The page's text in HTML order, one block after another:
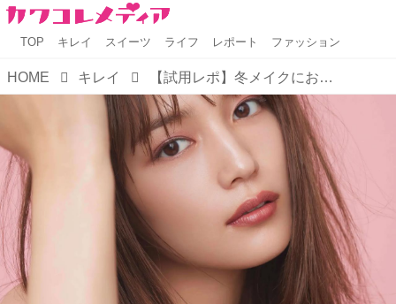
TOP キレイ スイーツ ライフ レポート ファッション
HOME キレイ 【試用レポ】冬メイクにおすすめ♡「＆be」人気ラインナップをご紹介します！